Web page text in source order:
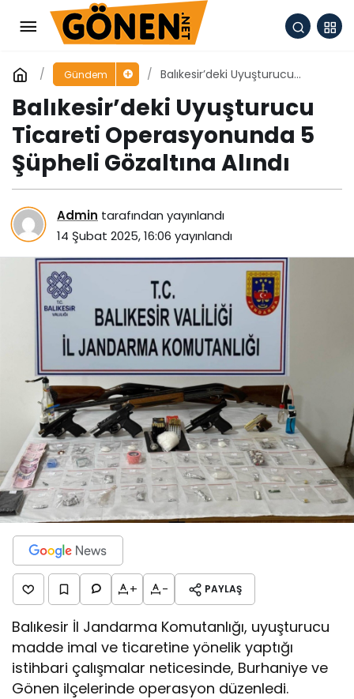
Gündem
Balıkesir’deki Uyuşturucu
Şüpheli Gözaltına Alındı
Balıkesir’deki Uyuşturucu
Ticareti Operasyonunda 5
Şüpheli Gözaltına Alındı
Admin tarafından yayınlandı
14 Şubat 2025, 16:06 yayınlandı
+ - PAYLAŞ
Balıkesir İl Jandarma Komutanlığı, uyuşturucu
madde imal ve ticaretine yönelik yaptığı
istihbari çalışmalar neticesinde, Burhaniye ve
Gönen ilçelerinde operasyon düzenledi.